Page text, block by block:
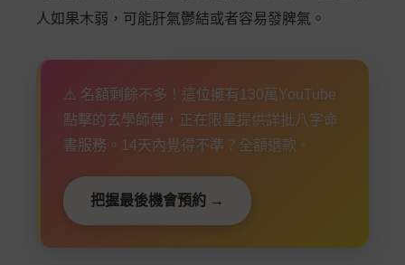
人如果木弱，可能肝氣鬱結或者容易發脾氣。
⚠️ 名額剩餘不多！這位擁有130萬YouTube
點擊的玄學師傅，正在限量提供詳批八字命
書服務。14天內覺得不準？全額退款。
把握最後機會預約 →